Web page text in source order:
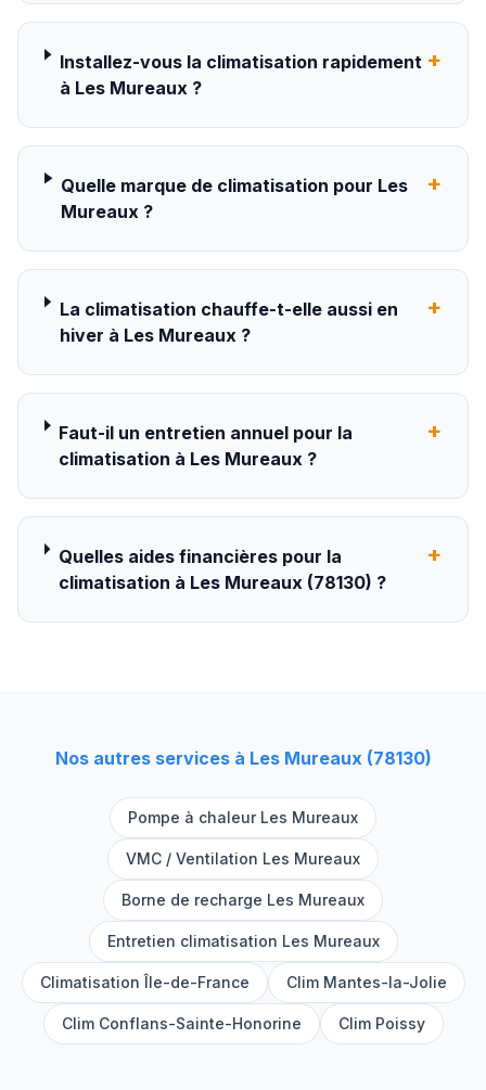
Installez-vous la climatisation rapidement
à Les Mureaux ?
+
Quelle marque de climatisation pour Les
Mureaux ?
+
La climatisation chauffe-t-elle aussi en
hiver à Les Mureaux ?
+
Faut-il un entretien annuel pour la
climatisation à Les Mureaux ?
+
Quelles aides financières pour la
climatisation à Les Mureaux (78130) ?
+
Nos autres services à Les Mureaux(78130)
Pompe à chaleur Les Mureaux
VMC / Ventilation Les Mureaux
Borne de recharge Les Mureaux
Entretien climatisation Les Mureaux
Climatisation Île-de-France Clim Mantes-la-Jolie
Clim Conflans-Sainte-Honorine Clim Poissy